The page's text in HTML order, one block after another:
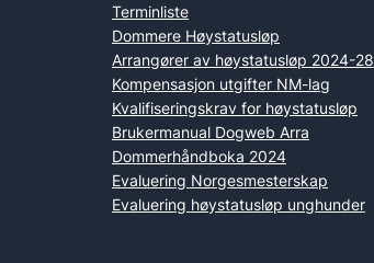
Terminliste
Dommere Høystatusløp
Arrangører av høystatusløp 2024-28
Kompensasjon utgifter NM-lag
Kvalifiseringskrav for høystatusløp
Brukermanual Dogweb Arra
Dommerhåndboka 2024
Evaluering Norgesmesterskap
Evaluering høystatusløp unghunder